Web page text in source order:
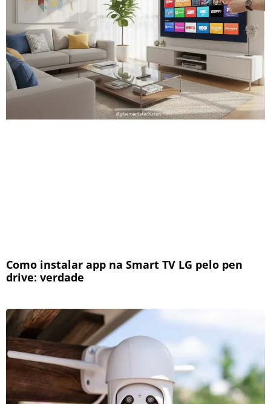
Como instalar app na Smart TV LG pelo pen
drive: verdade